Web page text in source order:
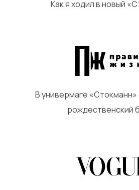
Как я ходил в новый
В универмаге
рождественский